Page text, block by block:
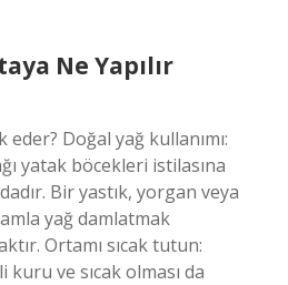
Ne Yapılır
Doğal yağ kullanımı:
yatak böcekleri istilasına
Bir yastık, yorgan veya
yağ damlatmak
Ortamı sıcak tutun:
kuru ve sıcak olması da